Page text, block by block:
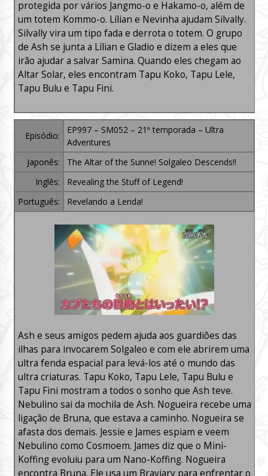
protegida por vários Jangmo-o e Hakamo-o, além de
um totem Kommo-o. Lílian e Nevinha ajudam Silvally.
Silvally vira um tipo fada e derrota o totem. O grupo
de Ash se junta a Lílian e Gladio e dizem a eles que
irão ajudar a salvar Samina. Quando eles chegam ao
Altar Solar, eles encontram Tapu Koko, Tapu Lele,
Tapu Bulu e Tapu Fini.
Episódio:
EP997 – SM052 – 21ª temporada – Ultra
Adventures
Japonês:
The Altar of the Sunne! Solgaleo Descends!!
Inglês:
Revealing the Stuff of Legend!
Português:
Revelando a Lenda!
Ash e seus amigos pedem ajuda aos guardiões das
ilhas para invocarem Solgaleo e com ele abrirem uma
ultra fenda espacial para levá-los até o mundo das
ultra criaturas. Tapu Koko, Tapu Lele, Tapu Bulu e
Tapu Fini mostram a todos o sonho que Ash teve.
Nebulino sai da mochila de Ash. Nogueira recebe uma
ligação de Bruna, que estava a caminho. Nogueira se
afasta dos demais. Jessie e James espiam e veem
Nebulino como Cosmoem. James diz que o Mini-
Koffing evoluiu para um Nano-Koffing. Nogueira
encontra Bruna. Ele usa um Braviary para enfrentar o